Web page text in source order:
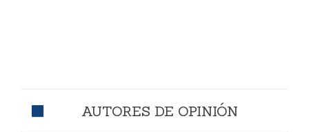
AUTORES DE OPINIÓN